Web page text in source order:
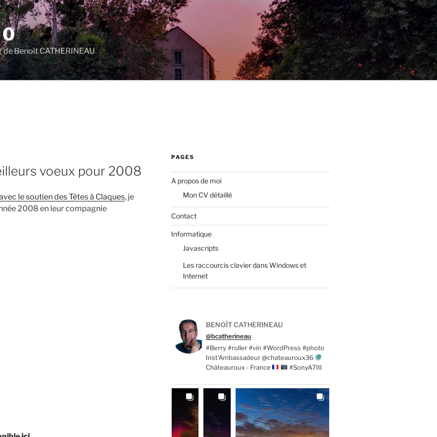
Benoît CATHERINEAU
voeux pour 2008
le soutien des Têtes à Claques, je
2008 en leur compagnie
PAGES
A propos de moi
Mon CV détaillé
Contact
Informatique
Javascripts
Les raccourcis clavier dans Windows et
Internet
BENOÎT CATHERINEAU
@bcatherineau
#Berry #roller #vin #WordPress #photo
Inst'Ambassadeur @chateauroux36
Châteauroux - France
#SonyA7III